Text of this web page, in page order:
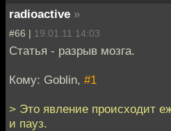
radioactive »
#66 | 19.01.11 14:03
Статья - разрыв мозга.
Кому: Goblin, #1
> Это явление происходит
и пауз.